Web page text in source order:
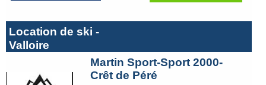
Location de ski -
Valloire
Martin Sport-Sport 2000-
Crêt de Péré